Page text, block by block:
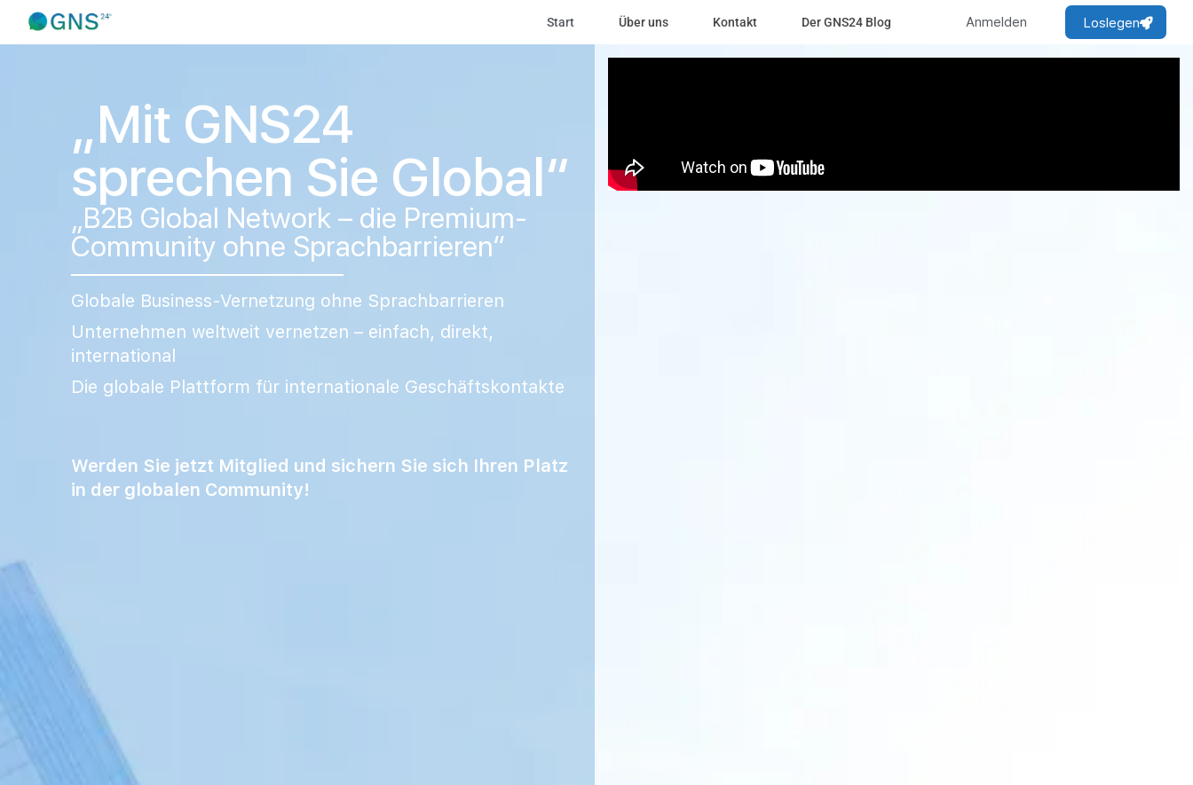
Start Über uns Kontakt Der GNS24 Blog Anmelden Loslegen
„Mit GNS24
sprechen Sie Global“
„B2B Global Network – die Premium-
Community ohne Sprachbarrieren“
Globale Business-Vernetzung ohne Sprachbarrieren
Unternehmen weltweit vernetzen – einfach, direkt,
international
Die globale Plattform für internationale Geschäftskontakte
Werden Sie jetzt Mitglied und sichern Sie sich Ihren Platz
in der globalen Community!